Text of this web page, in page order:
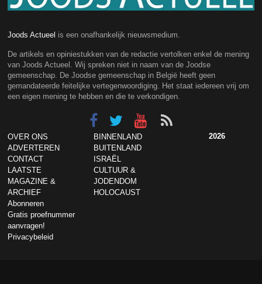
Joods Actueel is een onafhankelijk nieuwsmedium.
De artikels en opiniestukken van de redactie vertolken enkel de mening
van Joods Actueel. Wij spreken niet in naam van de Joodse
gemeenschap. De Joodse gemeenschap in België heeft geen
gemandateerde feitelijke vertegenwoordiging. Het staat iedereen vrij om
een eigen mening te hebben en die te verkondigen.
OVER ONS
ADVERTEREN
CONTACT
LAATSTE
MAGAZINE &
ARCHIEF
Abonneren
Gratis proefnummer
aanvragen!
Privacybeleid
BINNENLAND
BUITENLAND
ISRAËL
CULTUUR &
JODENDOM
HOLOCAUST
2026